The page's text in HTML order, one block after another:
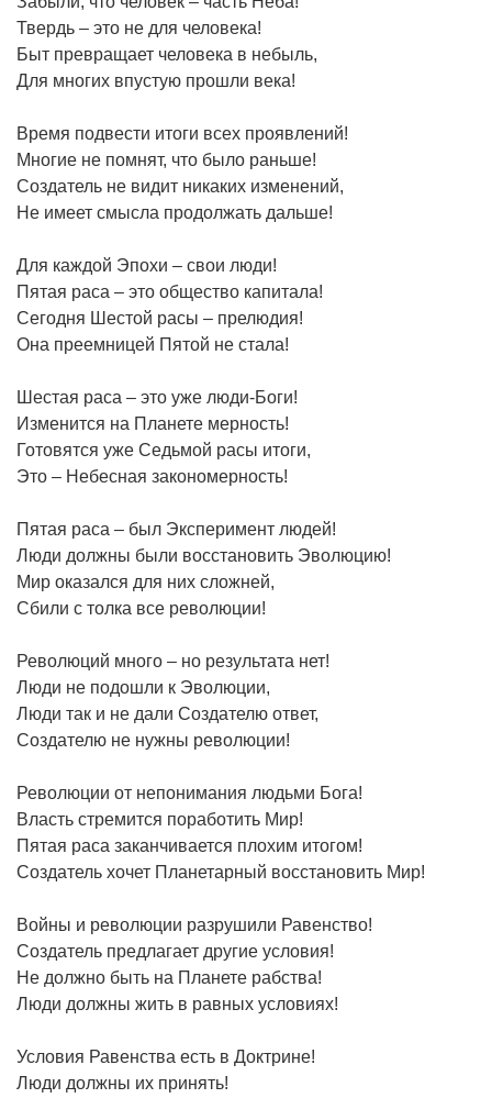
Твердь – это не для человека!
Быт превращает человека в небыль,
Для многих впустую прошли века!
Время подвести итоги всех проявлений!
Многие не помнят, что было раньше!
Создатель не видит никаких изменений,
Не имеет смысла продолжать дальше!
Для каждой Эпохи – свои люди!
Пятая раса – это общество капитала!
Сегодня Шестой расы – прелюдия!
Она преемницей Пятой не стала!
Шестая раса – это уже люди-Боги!
Изменится на Планете мерность!
Готовятся уже Седьмой расы итоги,
Это – Небесная закономерность!
Пятая раса – был Эксперимент людей!
Люди должны были восстановить Эволюцию!
Мир оказался для них сложней,
Сбили с толка все революции!
Революций много – но результата нет!
Люди не подошли к Эволюции,
Люди так и не дали Создателю ответ,
Создателю не нужны революции!
Революции от непонимания людьми Бога!
Власть стремится поработить Мир!
Пятая раса заканчивается плохим итогом!
Создатель хочет Планетарный восстановить Мир!
Войны и революции разрушили Равенство!
Создатель предлагает другие условия!
Не должно быть на Планете рабства!
Люди должны жить в равных условиях!
Условия Равенства есть в Доктрине!
Люди должны их принять!